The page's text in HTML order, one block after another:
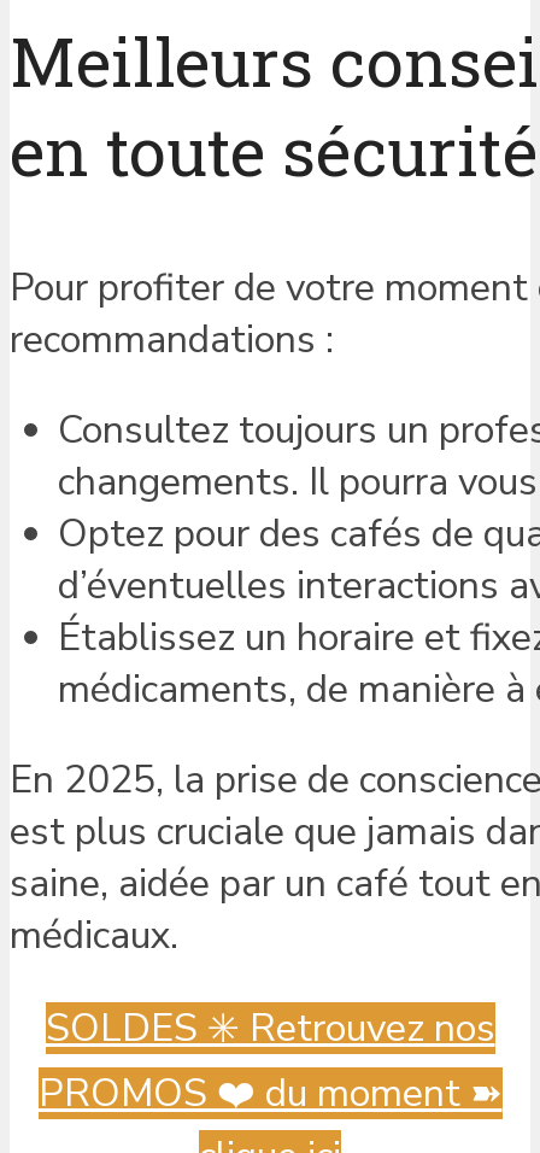
Meilleurs
en toute sécurité
Pour profiter de votre
recommandations :
Consultez toujours un
changements. Il pourra
Optez pour des cafés de
d’éventuelles interactions
Établissez un horaire et
médicaments, de manière
En 2025, la prise de
est plus cruciale que jamais
saine, aidée par un café tout
médicaux.
SOLDES ✳️ Retrouvez nos
PROMOS ❤️ du moment ➽